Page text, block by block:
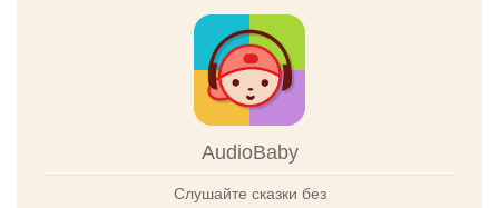
AudioBaby
Слушайте сказки без